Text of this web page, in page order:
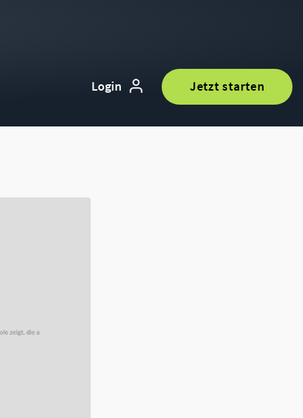
Login Jetzt starten